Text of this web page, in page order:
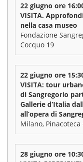
22 giugno ore
VISITA.
nella casa museo
Fondazione
Cocquo 19
22 giugno ore
VISITA: tour
di Sangregorio
Gallerie d’Italia
all’opera di
Milano,
28 giugno ore